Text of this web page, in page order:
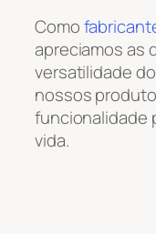
Como
apreciamos as
versatilidade
nossos
funcionalidade
vida.